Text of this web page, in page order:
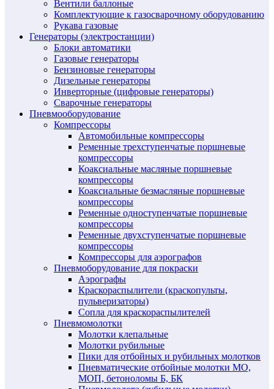
Вентили баллоные
Комплектующие к газосварочному оборудованию
Рукава газовые
Генераторы (электростанции)
Блоки автоматики
Газовые генераторы
Бензиновые генераторы
Дизельные генераторы
Инверторные (цифровые генераторы)
Сварочные генераторы
Пневмооборудование
Компрессоры
Автомобильные компрессоры
Ременные трехступенчатые поршневые
компрессоры
Коаксиальные масляные поршневые
компрессоры
Коаксиальные безмасляные поршневые
компрессоры
Ременные одноступенчатые поршневые
компрессоры
Ременные двухступенчатые поршневые
компрессоры
Компрессоры для аэрографов
Пневмоборудование для покраски
Аэрографы
Краскораспылители (краскопульты,
пульверизаторы)
Сопла для краскораспылителей
Пневмомолотки
Молотки клепальные
Молотки рубильные
Пики для отбойных и рубильных молотков
Пневматические отбойные молотки МО,
МОП, бетоноломы Б, БК